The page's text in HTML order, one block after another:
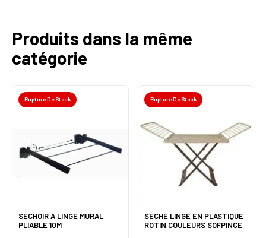
Produits dans la même
catégorie
Rupture De Stock
SÉCHOIR À LINGE MURAL
PLIABLE 10M
Rupture De Stock
SÈCHE LINGE EN PLASTIQUE
ROTIN COULEURS SOFPINCE